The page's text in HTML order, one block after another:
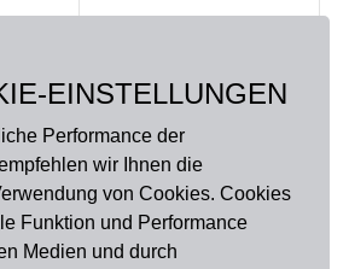
EINSTELLUNGEN
Performance der
wir Ihnen die
von Cookies. Cookies
Funktion und Performance
Medien und durch
cm